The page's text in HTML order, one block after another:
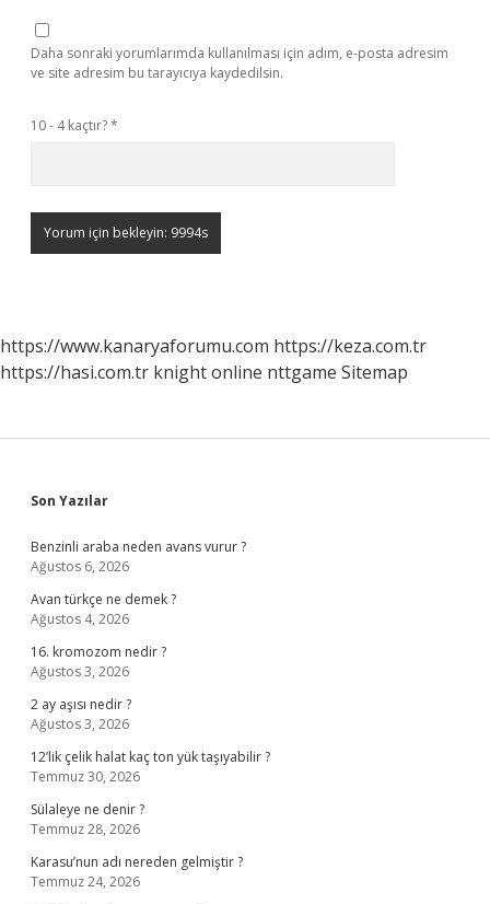
Daha sonraki yorumlarımda kullanılması için adım, e-posta adresim
ve site adresim bu tarayıcıya kaydedilsin.
10 - 4 kaçtır?*
https://www.kanaryaforumu.com https://keza.com.tr
https://hasi.com.tr knight online nttgame Sitemap
Sidebar
Son Yazılar
Benzinli araba neden avans vurur ?
Ağustos 6, 2026
Avan türkçe ne demek ?
Ağustos 4, 2026
16. kromozom nedir ?
Ağustos 3, 2026
2 ay aşısı nedir ?
Ağustos 3, 2026
12’lik çelik halat kaç ton yük taşıyabilir ?
Temmuz 30, 2026
Sülaleye ne denir ?
Temmuz 28, 2026
Karasu’nun adı nereden gelmiştir ?
Temmuz 24, 2026